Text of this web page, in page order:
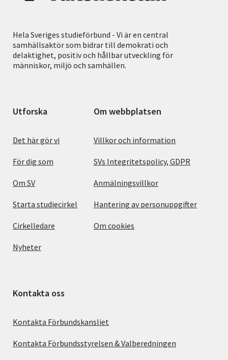
Hela Sveriges studieförbund - Vi är en central
samhällsaktör som bidrar till demokrati och
delaktighet, positiv och hållbar utveckling för
människor, miljö och samhällen.
Utforska
Det här gör vi
För dig som
Om SV
Starta studiecirkel
Cirkelledare
Nyheter
Om webbplatsen
Villkor och information
SVs Integritetspolicy, GDPR
Anmälningsvillkor
Hantering av personuppgifter
Om cookies
Kontakta oss
Kontakta Förbundskansliet
Kontakta Förbundsstyrelsen & Valberedningen